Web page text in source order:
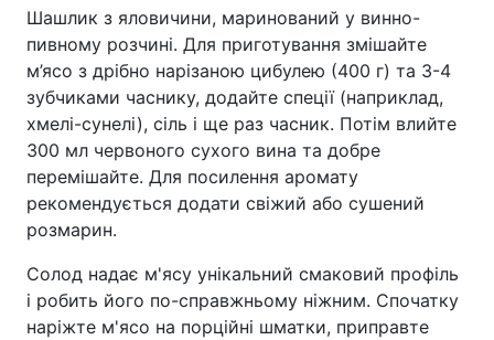
Шашлик з яловичини, маринований у винно-
пивному розчині. Для приготування змішайте
м’ясо з дрібно нарізаною цибулею (400 г) та 3-4
зубчиками часнику, додайте спеції (наприклад,
хмелі-сунелі), сіль і ще раз часник. Потім влийте
300 мл червоного сухого вина та добре
перемішайте. Для посилення аромату
рекомендується додати свіжий або сушений
розмарин.
Солод надає м'ясу унікальний смаковий профіль
і робить його по-справжньому ніжним. Спочатку
наріжте м'ясо на порційні шматки, приправте